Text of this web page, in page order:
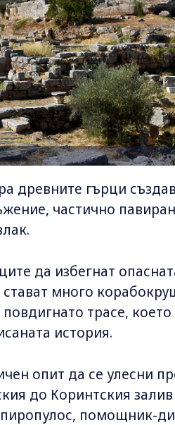
древните гърци
частично
да избегнат
много
трасе, което
история.
опит да се улесни
до Коринтския
помощник-